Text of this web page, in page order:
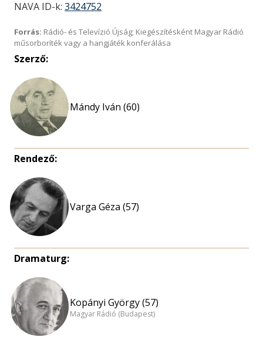
NAVA ID-k: 3424752
Forrás: Rádió- és Televízió Újság; Kiegészítésként Magyar Rádió
műsorboríték vagy a hangjáték konferálása
Szerző:
Mándy Iván (60)
Rendező:
Varga Géza (57)
Dramaturg:
Kopányi György (57)
Magyar Rádió (Budapest)